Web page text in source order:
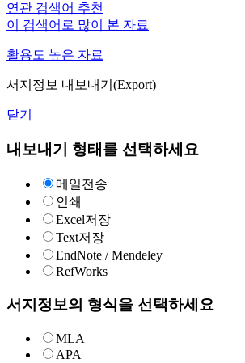
연관 검색어 추천
이 검색어로 많이 본 자료
활용도 높은 자료
서지정보 내보내기(Export)
닫기
내보내기 형태를 선택하세요
메일전송
인쇄
Excel저장
Text저장
EndNote / Mendeley
RefWorks
서지정보의 형식을 선택하세요
MLA
APA